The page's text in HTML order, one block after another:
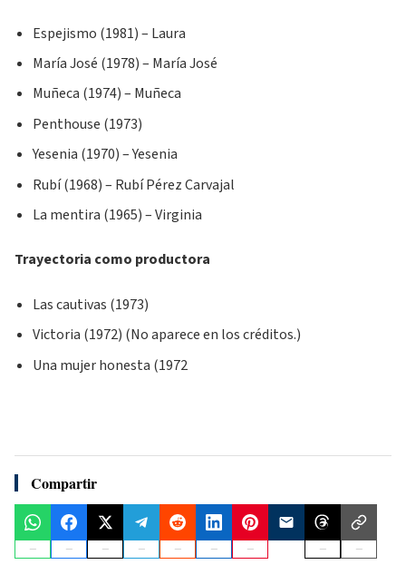
Espejismo (1981) – Laura
María José (1978) – María José
Muñeca (1974) – Muñeca
Penthouse (1973)
Yesenia (1970) – Yesenia
Rubí (1968) – Rubí Pérez Carvajal
La mentira (1965) – Virginia
Trayectoria como productora
Las cautivas (1973)
Victoria (1972) (No aparece en los créditos.)
Una mujer honesta (1972
Compartir